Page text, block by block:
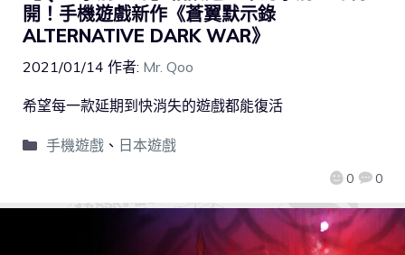
開！手機遊戲新作《蒼翼默示錄
ALTERNATIVE DARK WAR》
2021/01/14 作者: Mr. Qoo
0 0
希望每一款延期到快消失的遊戲都能復活
手機遊戲、 日本遊戲